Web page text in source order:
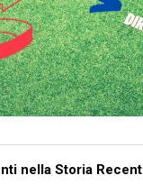
nella⁤ Storia